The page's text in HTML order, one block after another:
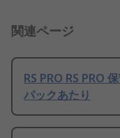
関連ページ
RS PRO RS PRO
パックあたり